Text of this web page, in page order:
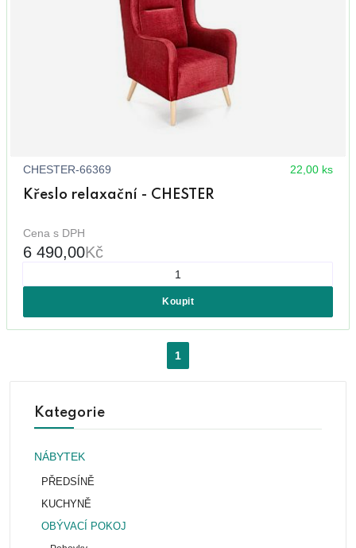
CHESTER-66369 22,00 ks
Křeslo relaxační - CHESTER
Cena s DPH
6 490,00Kč
Koupit
1
Kategorie
NÁBYTEK
PŘEDSÍNĚ
KUCHYNĚ
OBÝVACÍ POKOJ